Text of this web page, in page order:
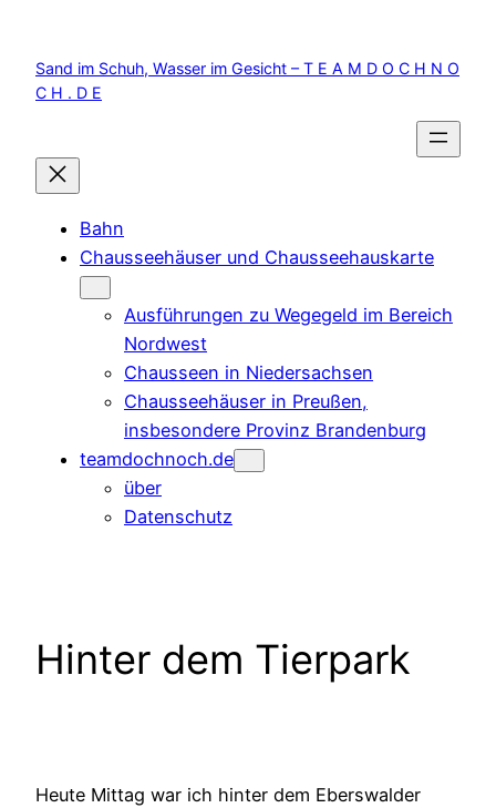
springen
Sand im Schuh, Wasser im Gesicht – T E A M D O C H N O
C H . D E
Bahn
Chausseehäuser und Chausseehauskarte
Ausführungen zu Wegegeld im Bereich
Nordwest
Chausseen in Niedersachsen
Chausseehäuser in Preußen,
insbesondere Provinz Brandenburg
teamdochnoch.de
über
Datenschutz
Hinter dem Tierpark
Heute Mittag war ich hinter dem Eberswalder